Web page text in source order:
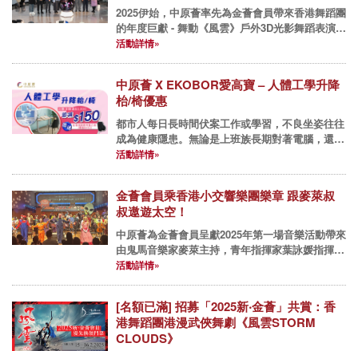
2025伊始，中原薈率先為金薈會員帶來香港舞蹈團
的年度巨獻 - 舞動《風雲》戶外3D光影舞蹈表演。
一連四場的表演假香港文化中心露天廣場隆重舉
活動詳情»
中原薈 X EKOBOR愛高寶 – 人體工學升降
枱/椅優惠
都市人每日長時間伏案工作或學習，不良坐姿往往
成為健康隱患。無論是上班族長期對著電腦，還是
學生每天做功課溫習，久坐引致的腰酸背痛、肩頸
活動詳情»
金薈會員乘香港小交響樂團樂章 跟麥萊叔
叔遨遊太空！
中原薈為金薈會員呈獻2025年第一場音樂活動帶來
由鬼馬音樂家麥萊主持，青年指揮家葉詠媛指揮的
香港小交響樂團《我的音樂日記：麥萊叔叔星際歷
活動詳情»
[名額已滿] 招募「2025新‧金薈」共賞：香
港舞蹈團港漫武俠舞劇《風雲STORM
CLOUDS》